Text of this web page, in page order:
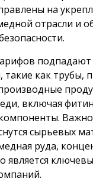
на
отрасли и
такие как трубы,
включая
сырьевых
руда,
является